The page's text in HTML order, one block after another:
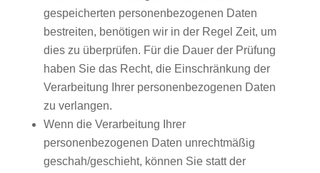
gespeicherten personenbezogenen Daten
bestreiten, benötigen wir in der Regel Zeit, um
dies zu überprüfen. Für die Dauer der Prüfung
haben Sie das Recht, die Einschränkung der
Verarbeitung Ihrer personenbezogenen Daten
zu verlangen.
Wenn die Verarbeitung Ihrer
personenbezogenen Daten unrechtmäßig
geschah/geschieht, können Sie statt der